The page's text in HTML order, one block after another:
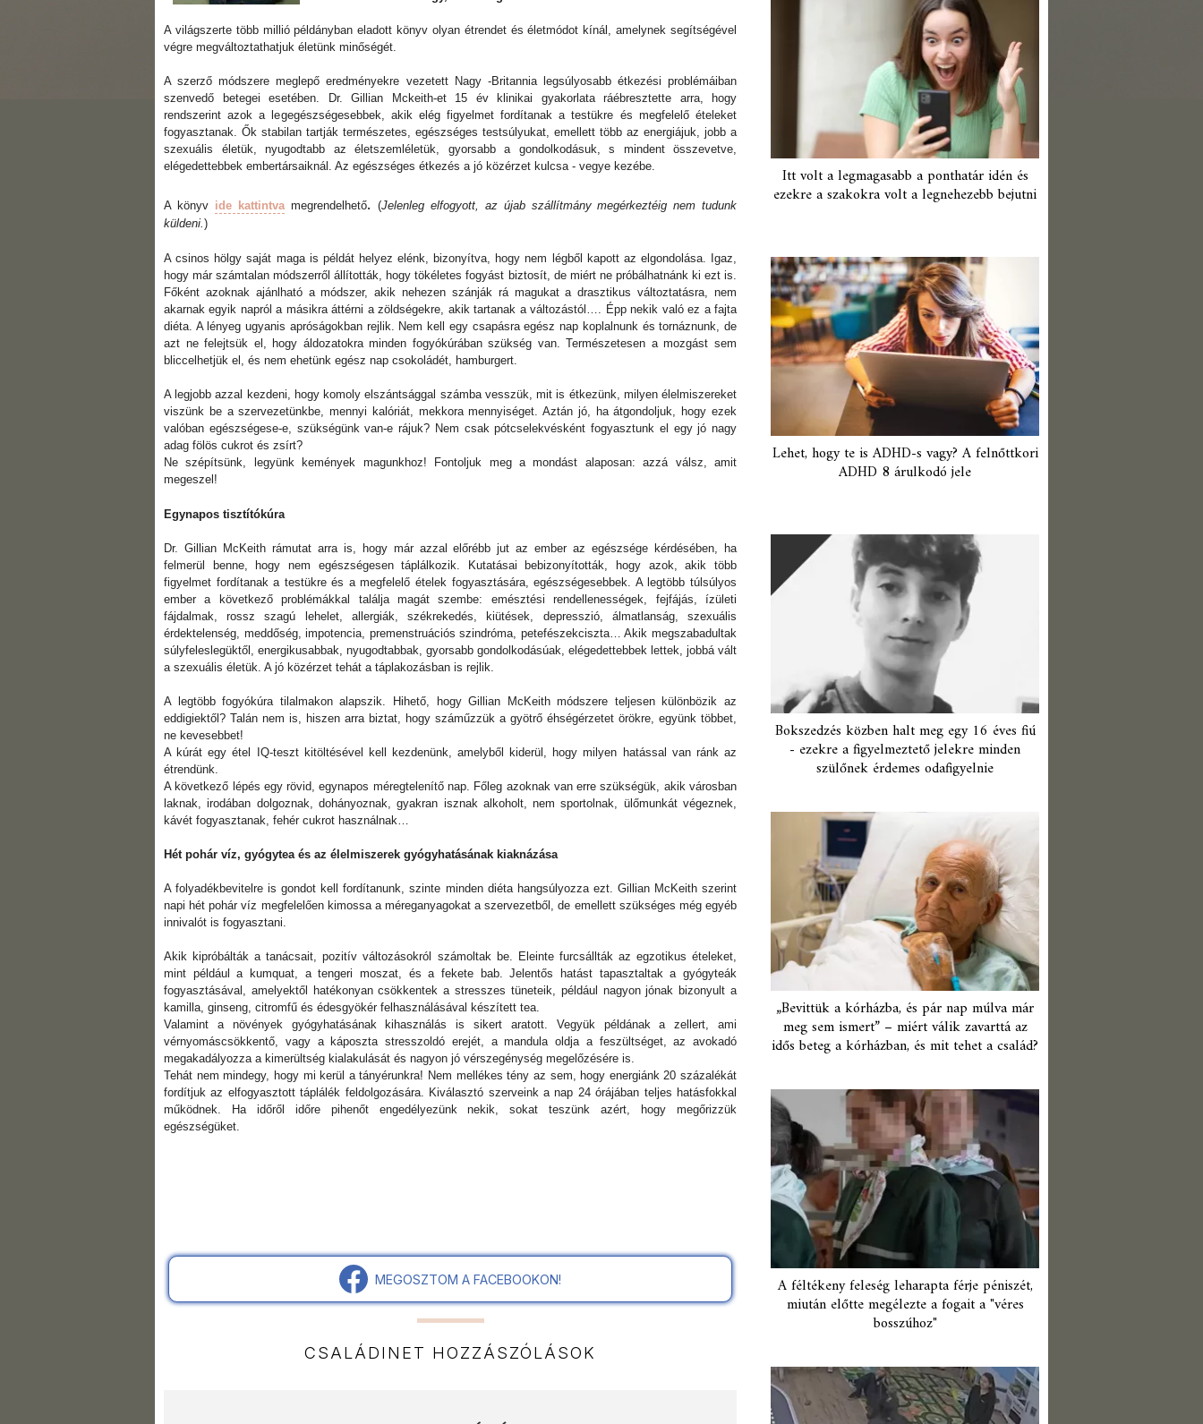
A világszerte több millió példányban eladott könyv olyan étrendet és életmódot kínál, amelynek segítségével
végre megváltoztathatjuk életünk minőségét.
A szerző módszere meglepő eredményekre vezetett Nagy -Britannia legsúlyosabb étkezési problémáiban
szenvedő betegei esetében. Dr. Gillian Mckeith-et 15 év klinikai gyakorlata ráébresztette arra, hogy
rendszerint azok a legegészségesebbek, akik elég figyelmet fordítanak a testükre és megfelelő ételeket
fogyasztanak. Ők stabilan tartják természetes, egészséges testsúlyukat, emellett több az energiájuk, jobb a
szexuális életük, nyugodtabb az életszemléletük, gyorsabb a gondolkodásuk, s mindent összevetve,
elégedettebbek embertársaiknál. Az egészséges étkezés a jó közérzet kulcsa - vegye kezébe.
A könyv ide kattintva megrendelhető.(Jelenleg elfogyott, az újab szállítmány megérkeztéig nem tudunk
küldeni.)
A csinos hölgy saját maga is példát helyez elénk, bizonyítva, hogy nem légből kapott az elgondolása. Igaz,
hogy már számtalan módszerről állították, hogy tökéletes fogyást biztosít, de miért ne próbálhatnánk ki ezt is.
Főként azoknak ajánlható a módszer, akik nehezen szánják rá magukat a drasztikus változtatásra, nem
akarnak egyik napról a másikra áttérni a zöldségekre, akik tartanak a változástól…. Épp nekik való ez a fajta
diéta. A lényeg ugyanis apróságokban rejlik. Nem kell egy csapásra egész nap koplalnunk és tornáznunk, de
azt ne felejtsük el, hogy áldozatokra minden fogyókúrában szükség van. Természetesen a mozgást sem
bliccelhetjük el, és nem ehetünk egész nap csokoládét, hamburgert.
A legjobb azzal kezdeni, hogy komoly elszántsággal számba vesszük, mit is étkezünk, milyen élelmiszereket
viszünk be a szervezetünkbe, mennyi kalóriát, mekkora mennyiséget. Aztán jó, ha átgondoljuk, hogy ezek
valóban egészségese-e, szükségünk van-e rájuk? Nem csak pótcselekvésként fogyasztunk el egy jó nagy
adag fölös cukrot és zsírt?
Ne szépítsünk, legyünk kemények magunkhoz! Fontoljuk meg a mondást alaposan: azzá válsz, amit
megeszel!
Egynapos tisztítókúra
Dr. Gillian McKeith rámutat arra is, hogy már azzal előrébb jut az ember az egészsége kérdésében, ha
felmerül benne, hogy nem egészségesen táplálkozik. Kutatásai bebizonyították, hogy azok, akik több
figyelmet fordítanak a testükre és a megfelelő ételek fogyasztására, egészségesebbek. A legtöbb túlsúlyos
ember a következő problémákkal találja magát szembe: emésztési rendellenességek, fejfájás, ízületi
fájdalmak, rossz szagú lehelet, allergiák, székrekedés, kiütések, depresszió, álmatlanság, szexuális
érdektelenség, meddőség, impotencia, premenstruációs szindróma, petefészekciszta… Akik megszabadultak
súlyfeleslegüktől, energikusabbak, nyugodtabbak, gyorsabb gondolkodásúak, elégedettebbek lettek, jobbá vált
a szexuális életük. A jó közérzet tehát a táplakozásban is rejlik.
A legtöbb fogyókúra tilalmakon alapszik. Hihető, hogy Gillian McKeith módszere teljesen különbözik az
eddigiektől? Talán nem is, hiszen arra biztat, hogy száműzzük a gyötrő éhségérzetet örökre, együnk többet,
ne kevesebbet!
A kúrát egy étel IQ-teszt kitöltésével kell kezdenünk, amelyből kiderül, hogy milyen hatással van ránk az
étrendünk.
A következő lépés egy rövid, egynapos méregtelenítő nap. Főleg azoknak van erre szükségük, akik városban
laknak, irodában dolgoznak, dohányoznak, gyakran isznak alkoholt, nem sportolnak, ülőmunkát végeznek,
kávét fogyasztanak, fehér cukrot használnak…
Hét pohár víz, gyógytea és az élelmiszerek gyógyhatásának kiaknázása
A folyadékbevitelre is gondot kell fordítanunk, szinte minden diéta hangsúlyozza ezt. Gillian McKeith szerint
napi hét pohár víz megfelelően kimossa a méreganyagokat a szervezetből, de emellett szükséges még egyéb
innivalót is fogyasztani.
Akik kipróbálták a tanácsait, pozitív változásokról számoltak be. Eleinte furcsállták az egzotikus ételeket,
mint például a kumquat, a tengeri moszat, és a fekete bab. Jelentős hatást tapasztaltak a gyógyteák
fogyasztásával, amelyektől hatékonyan csökkentek a stresszes tüneteik, például nagyon jónak bizonyult a
kamilla, ginseng, citromfű és édesgyökér felhasználásával készített tea.
Valamint a növények gyógyhatásának kihasználás is sikert aratott. Vegyük példának a zellert, ami
vérnyomáscsökkentő, vagy a káposzta stresszoldó erejét, a mandula oldja a feszültséget, az avokadó
megakadályozza a kimerültség kialakulását és nagyon jó vérszegénység megelőzésére is.
Tehát nem mindegy, hogy mi kerül a tányérunkra! Nem mellékes tény az sem, hogy energiánk 20 százalékát
fordítjuk az elfogyasztott táplálék feldolgozására. Kiválasztó szerveink a nap 24 órájában teljes hatásfokkal
működnek. Ha időről időre pihenőt engedélyezünk nekik, sokat teszünk azért, hogy megőrizzük
egészségüket.
MEGOSZTOM A FACEBOOKON!
CSALÁDINET HOZZÁSZÓLÁSOK
Itt volt a legmagasabb a ponthatár idén és
ezekre a szakokra volt a legnehezebb bejutni
Lehet, hogy te is ADHD-s vagy? A felnőttkori
ADHD 8 árulkodó jele
Bokszedzés közben halt meg egy 16 éves fiú
- ezekre a figyelmeztető jelekre minden
szülőnek érdemes odafigyelnie
„Bevittük a kórházba, és pár nap múlva már
meg sem ismert” – miért válik zavarttá az
idős beteg a kórházban, és mit tehet a család?
A féltékeny feleség leharapta férje péniszét,
miután előtte megélezte a fogait a "véres
bosszúhoz"